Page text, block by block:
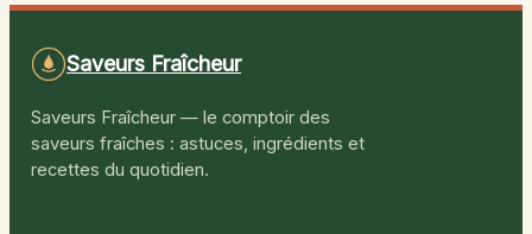
conseils pratiques
Saveurs Fraîcheur
Saveurs Fraîcheur — le comptoir des
saveurs fraîches : astuces, ingrédients et
recettes du quotidien.